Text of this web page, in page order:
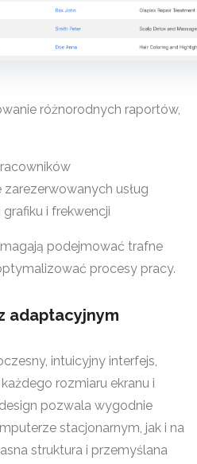
różnorodnych raportów,
usług
i frekwencji
podejmować trafne
procesy pracy.
adaptacyjnym
intuicyjny interfejs,
rozmiaru ekranu i
pozwala wygodnie
stacjonarnym, jak i na
struktura i przemyślana